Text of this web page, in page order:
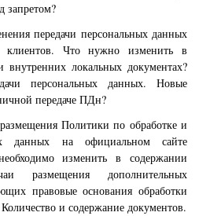
запретом?
передачи персональных данных
клиентов. Что нужно изменить в
внутренних локальных документах?
персональных данных. Новые
передаче ПДн?
Политики по обработке и
данных на официальном сайте
изменить в содержании
размещения дополнительных
правовые основания обработки
и содержание документов.